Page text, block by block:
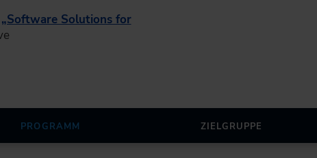
„Software Solutions for
PROGRAMM ZIELGRUPPE